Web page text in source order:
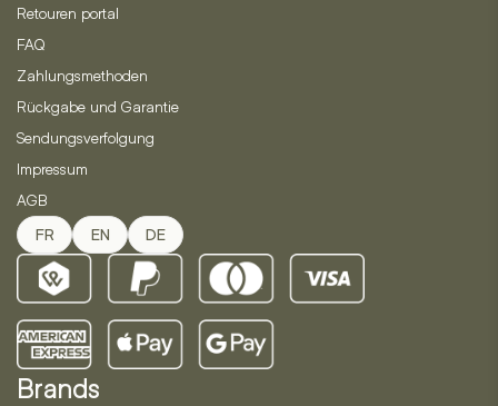
Retouren portal
FAQ
Zahlungsmethoden
Rückgabe und Garantie
Sendungsverfolgung
Impressum
AGB
FR EN DE
Brands